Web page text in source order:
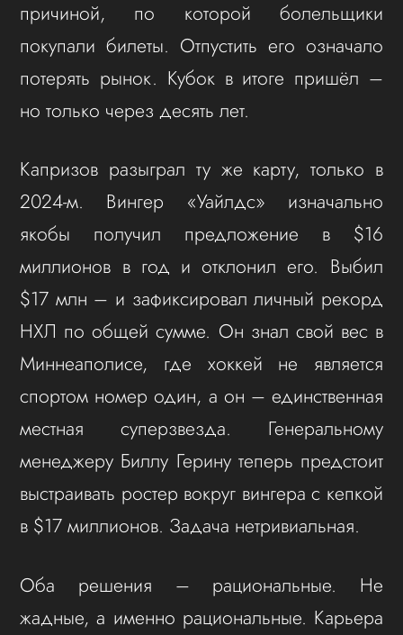
причиной, по которой болельщики
покупали билеты. Отпустить его означало
потерять рынок. Кубок в итоге пришёл –
но только через десять лет.
Капризов разыграл ту же карту, только в
2024-м. Вингер «Уайлдс» изначально
якобы получил предложение в $16
миллионов в год и отклонил его. Выбил
$17 млн – и зафиксировал личный рекорд
НХЛ по общей сумме. Он знал свой вес в
Миннеаполисе, где хоккей не является
спортом номер один, а он – единственная
местная суперзвезда. Генеральному
менеджеру Биллу Герину теперь предстоит
выстраивать ростер вокруг вингера с кепкой
в $17 миллионов. Задача нетривиальная.
Оба решения – рациональные. Не
жадные, а именно рациональные. Карьера